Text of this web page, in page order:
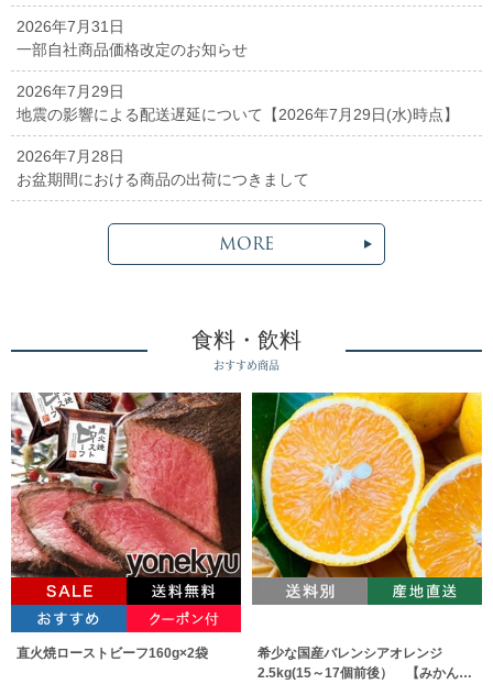
2026年7月31日
一部自社商品価格改定のお知らせ
2026年7月29日
地震の影響による配送遅延について【2026年7月29日(水)時点】
2026年7月28日
お盆期間における商品の出荷につきまして
MORE
食料・飲料
おすすめ商品
直火焼ローストビーフ160g×2袋
希少な国産バレンシアオレンジ
2.5kg(15～17個前後） 【みかんの